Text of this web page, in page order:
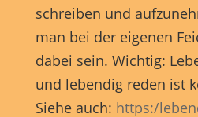
schreiben und
man bei der eigenen
dabei sein. Wichtig:
und lebendig reden ist
Siehe auch: https:/